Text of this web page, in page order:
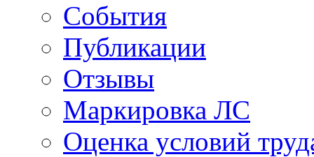
События
Публикации
Отзывы
Маркировка ЛС
Оценка условий